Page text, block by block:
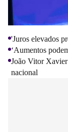
'Juros elevados
‘Aumentos
João Vitor
nacional